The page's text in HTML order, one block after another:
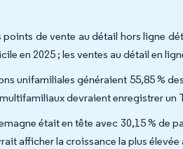
de vente au détail hors ligne
en 2025 ; les ventes au détail en
unifamiliales généraient 55,85 %
devraient enregistrer un
était en tête avec 30,15 % de
afficher la croissance la plus